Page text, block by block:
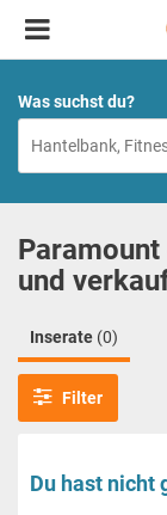
Was suchst du?
und
Inserate (0)
Filter
Du hast nicht